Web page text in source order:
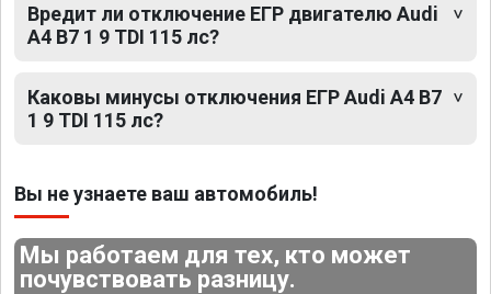
Вредит ли отключение ЕГР двигателю Audi
A4 B7 1 9 TDI 115 лс?
Каковы минусы отключения ЕГР Audi A4 B7
1 9 TDI 115 лс?
Вы не узнаете ваш автомобиль!
Мы работаем для тех, кто может
почувствовать разницу.